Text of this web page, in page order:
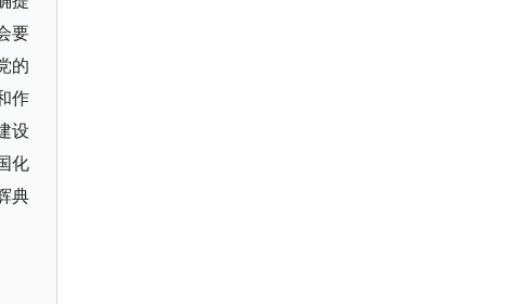
要
的
作
设
化
典